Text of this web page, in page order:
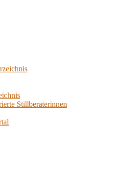
Stillberaterinnen